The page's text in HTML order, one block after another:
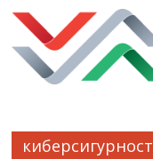
киберсигурност